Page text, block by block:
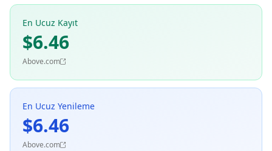
En Ucuz Kayıt
$6.46
Above.com
En Ucuz Yenileme
$6.46
Above.com